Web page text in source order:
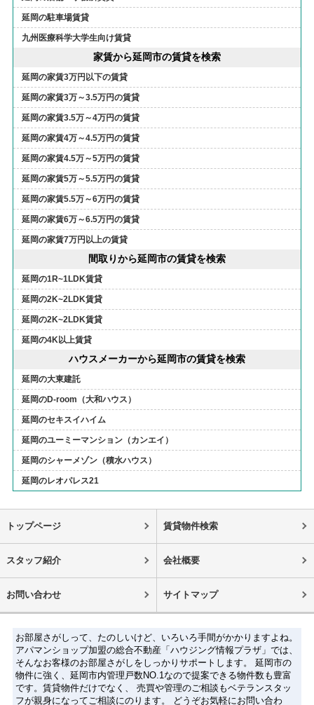
延岡の駐車場賃貸
九州医療科学大学生向け賃貸
家賃から延岡市の賃貸を検索
延岡の家賃3万円以下の賃貸
延岡の家賃3万～3.5万円の賃貸
延岡の家賃3.5万～4万円の賃貸
延岡の家賃4万～4.5万円の賃貸
延岡の家賃4.5万～5万円の賃貸
延岡の家賃5万～5.5万円の賃貸
延岡の家賃5.5万～6万円の賃貸
延岡の家賃6万～6.5万円の賃貸
延岡の家賃7万円以上の賃貸
間取りから延岡市の賃貸を検索
延岡の1R~1LDK賃貸
延岡の2K~2LDK賃貸
延岡の2K~2LDK賃貸
延岡の4K以上賃貸
ハウスメーカーから延岡市の賃貸を検索
延岡の大東建託
延岡のD-room（大和ハウス）
延岡のセキスイハイム
延岡のユーミーマンション（カンエイ）
延岡のシャーメゾン（積水ハウス）
延岡のレオパレス21
トップページ 賃貸物件検索
スタッフ紹介 会社概要
お問い合わせ サイトマップ
お部屋さがしって、たのしいけど、いろいろ手間がかかりますよね。
アパマンショップ加盟の総合不動産「ハウジング情報プラザ」では、
そんなお客様のお部屋さがしをしっかりサポートします。 延岡市の
物件に強く、延岡市内管理戸数NO.1なので提案できる物件数も豊富
です。賃貸物件だけでなく、 売買や管理のご相談もベテランスタッ
フが親身になってご相談にのります。 どうぞお気軽にお問い合わ